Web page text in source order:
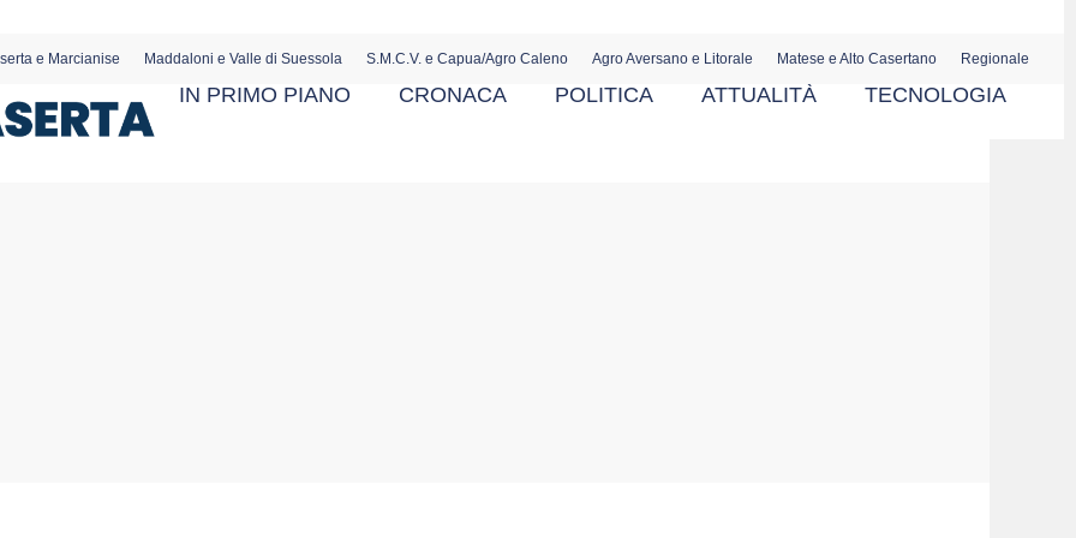
e Marcianise Maddaloni e Valle di Suessola S.M.C.V. e Capua/Agro Caleno Agro Aversano e Litorale Matese e Alto Casertano Regionale
IN PRIMO PIANO CRONACA POLITICA ATTUALITÀ TECNOLOGIA